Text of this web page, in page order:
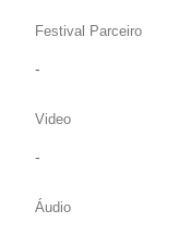
Festival Parceiro
-
Video
-
Áudio